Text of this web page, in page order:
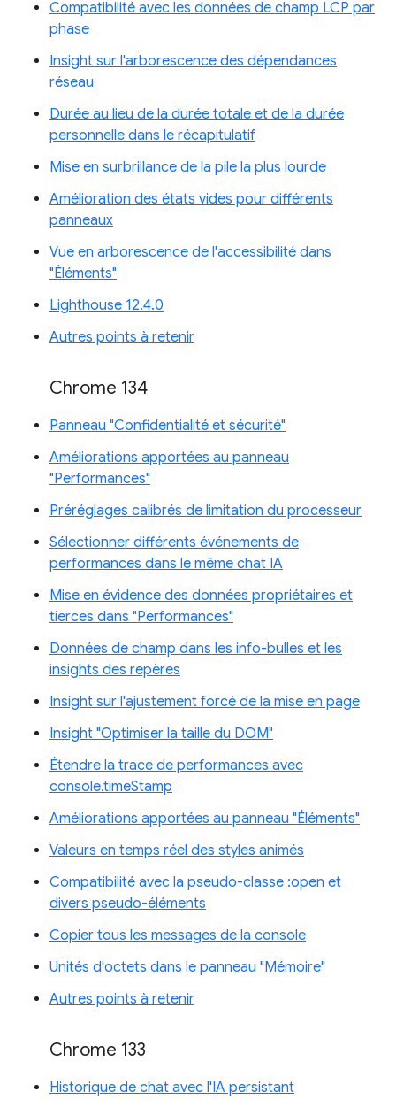
Compatibilité avec les données de champ LCP par
phase
Insight sur l'arborescence des dépendances
réseau
Durée au lieu de la durée totale et de la durée
personnelle dans le récapitulatif
Mise en surbrillance de la pile la plus lourde
Amélioration des états vides pour différents
panneaux
Vue en arborescence de l'accessibilité dans
"Éléments"
Lighthouse 12.4.0
Autres points à retenir
Chrome 134
Panneau "Confidentialité et sécurité"
Améliorations apportées au panneau
"Performances"
Préréglages calibrés de limitation du processeur
Sélectionner différents événements de
performances dans le même chat IA
Mise en évidence des données propriétaires et
tierces dans "Performances"
Données de champ dans les info-bulles et les
insights des repères
Insight sur l'ajustement forcé de la mise en page
Insight "Optimiser la taille du DOM"
Étendre la trace de performances avec
console.timeStamp
Améliorations apportées au panneau "Éléments"
Valeurs en temps réel des styles animés
Compatibilité avec la pseudo-classe :open et
divers pseudo-éléments
Copier tous les messages de la console
Unités d'octets dans le panneau "Mémoire"
Autres points à retenir
Chrome 133
Historique de chat avec l'IA persistant